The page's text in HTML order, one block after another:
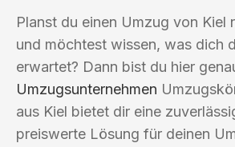
Planst du einen Umzug von Kiel
und möchtest wissen, was dich
erwartet? Dann bist du hier
Umzugsunternehmen
aus Kiel bietet dir eine
preiswerte Lösung für deinen